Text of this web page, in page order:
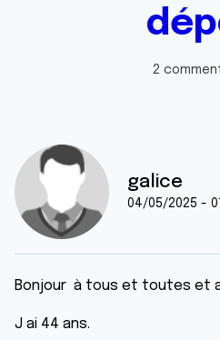
2
galice
04/05/2025 -
Bonjour à tous et toutes et
J ai 44 ans.